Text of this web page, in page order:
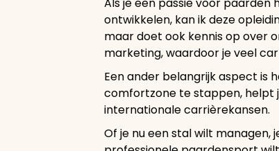
ontwikkelen, kan ik deze
maar doet ook kennis op over
marketing, waardoor je veel
Een ander belangrijk aspect is
comfortzone te stappen, helpt
internationale carrièrekansen.
Of je nu een stal wilt